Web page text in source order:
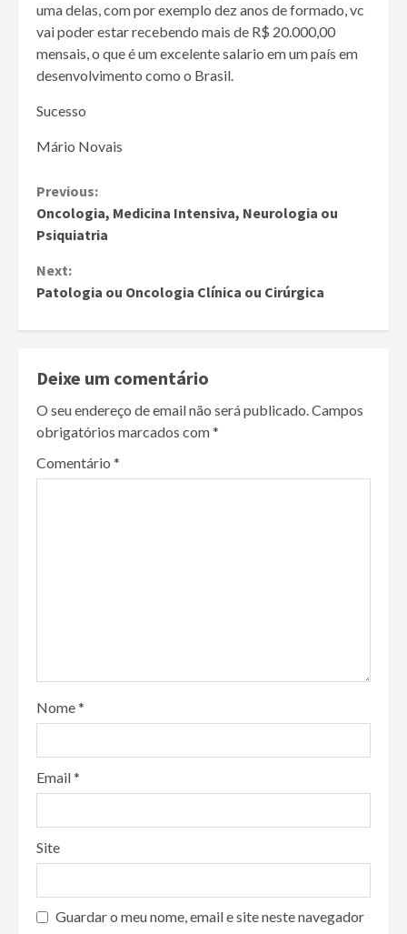
uma delas, com por exemplo dez anos de formado, vc
vai poder estar recebendo mais de R$ 20.000,00
mensais, o que é um excelente salario em um país em
desenvolvimento como o Brasil.
Sucesso
Mário Novais
Continue
Reading
Previous:
Oncologia, Medicina Intensiva, Neurologia ou
Psiquiatria
Next:
Patologia ou Oncologia Clínica ou Cirúrgica
Deixe um comentário
O seu endereço de email não será publicado.Campos
obrigatórios marcados com*
Comentário *
Nome*
Email*
Site
Guardar o meu nome, email e site neste navegador